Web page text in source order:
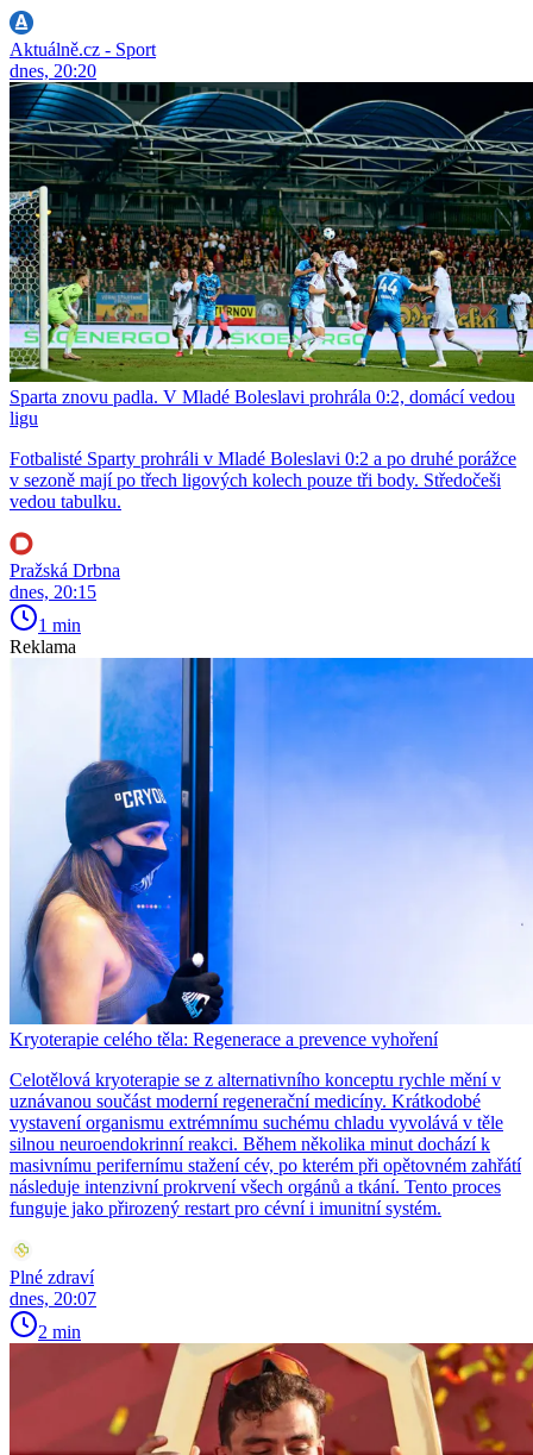
Aktuálně.cz - Sport
dnes, 20:20
Sparta znovu padla. V Mladé Boleslavi prohrála 0:2, domácí vedou
ligu
Fotbalisté Sparty prohráli v Mladé Boleslavi 0:2 a po druhé porážce
v sezoně mají po třech ligových kolech pouze tři body. Středočeši
vedou tabulku.
Pražská Drbna
dnes, 20:15
1 min
Reklama
Kryoterapie celého těla: Regenerace a prevence vyhoření
Celotělová kryoterapie se z alternativního konceptu rychle mění v
uznávanou součást moderní regenerační medicíny. Krátkodobé
vystavení organismu extrémnímu suchému chladu vyvolává v těle
silnou neuroendokrinní reakci. Během několika minut dochází k
masivnímu perifernímu stažení cév, po kterém při opětovném zahřátí
následuje intenzivní prokrvení všech orgánů a tkání. Tento proces
funguje jako přirozený restart pro cévní i imunitní systém.
Plné zdraví
dnes, 20:07
2 min